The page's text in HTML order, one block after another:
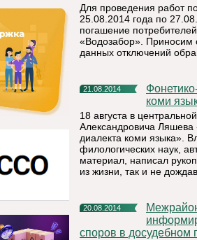
Для проведения работ
25.08.2014 года по
погашение
«Водозабор». Приносим
данных отключений
21.08.2014
Фонетико-морфологические особенности вымского диалекта
коми
18 августа в
Александровича Ляшева
диалекта коми языка».
филологических наук,
материал, написал
из жизни, так и не
20.08.2014
Межрайонная ИФНС России № 5 по Республике Коми
споров в досудебном